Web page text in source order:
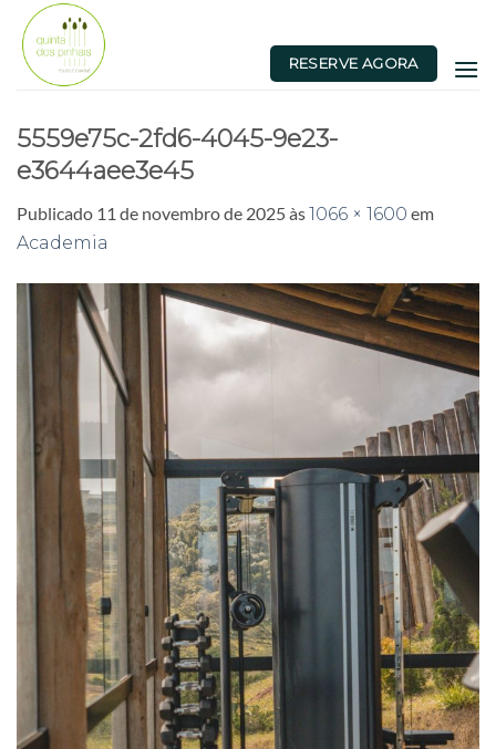
Skip
content
RESERVE AGORA
5559e75c-2fd6-4045-9e23-
e3644aee3e45
Publicado 11 de novembro de 2025às1066 × 1600 em
Academia